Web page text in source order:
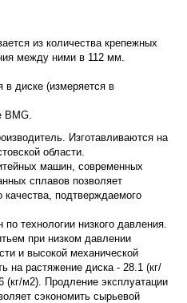
из количества крепежных
между ними в 112 мм.
в диске (измеряется в
BMG.
Изготавливаются на
области.
машин, современных
сплавов позволяет
качества, подтверждаемого
технологии низкого давления.
при низком давлении
и высокой механической
на растяжение диска - 28.1 (кг/
м2). Продление эксплуатации
сэкономить сырьевой